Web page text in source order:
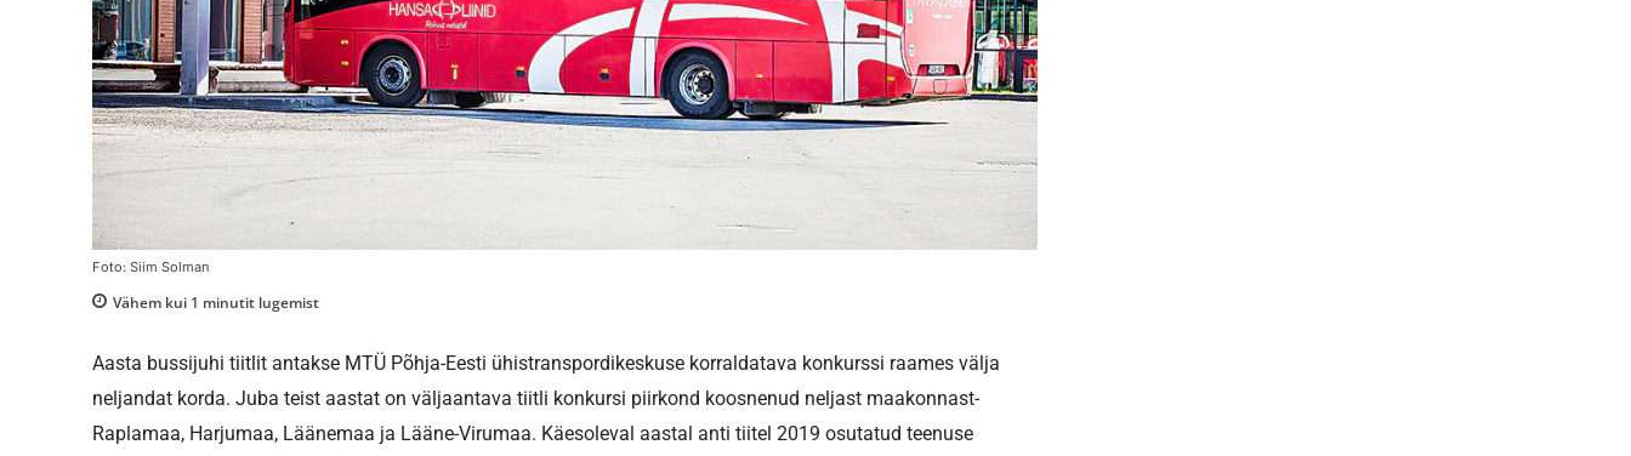
Foto: Siim Solman
Vähem kui 1 minutit lugemist
Aasta bussijuhi tiitlit antakse MTÜ Põhja-Eesti ühistranspordikeskuse korraldatava konkurssi raames välja
neljandat korda. Juba teist aastat on väljaantava tiitli konkursi piirkond koosnenud neljast maakonnast-
Raplamaa, Harjumaa, Läänemaa ja Lääne-Virumaa. Käesoleval aastal anti tiitel 2019 osutatud teenuse